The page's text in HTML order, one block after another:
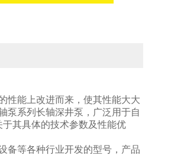
性能上改进而来，使其性能大大
泵系列长轴深井泵，广泛用于自
其具体的技术参数及性能优
备等各种行业开发的型号，产品